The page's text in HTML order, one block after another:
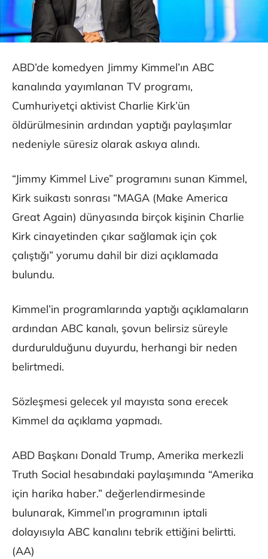
ABD’de komedyen Jimmy Kimmel’ın ABC
kanalında yayımlanan TV programı,
Cumhuriyetçi aktivist Charlie Kirk’ün
öldürülmesinin ardından yaptığı paylaşımlar
nedeniyle süresiz olarak askıya alındı.
“Jimmy Kimmel Live” programını sunan Kimmel,
Kirk suikastı sonrası “MAGA (Make America
Great Again) dünyasında birçok kişinin Charlie
Kirk cinayetinden çıkar sağlamak için çok
çalıştığı” yorumu dahil bir dizi açıklamada
bulundu.
Kimmel’in programlarında yaptığı açıklamaların
ardından ABC kanalı, şovun belirsiz süreyle
durdurulduğunu duyurdu, herhangi bir neden
belirtmedi.
Sözleşmesi gelecek yıl mayısta sona erecek
Kimmel da açıklama yapmadı.
ABD Başkanı Donald Trump, Amerika merkezli
Truth Social hesabındaki paylaşımında “Amerika
için harika haber.” değerlendirmesinde
bulunarak, Kimmel’ın programının iptali
dolayısıyla ABC kanalını tebrik ettiğini belirtti.
(AA)